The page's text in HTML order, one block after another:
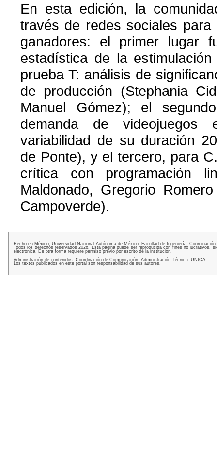
En esta edición, la
través de redes sociales
ganadores: el primer lugar
estadística de la
prueba T: análisis de
de producción (Stephania
Manuel Gómez); el
demanda de
variabilidad de su duración
de Ponte), y el tercero, para
crítica con programación
Maldonado, Gregorio
Campoverde).
Hecho en México, Universidad Nacional Autónoma de México, Facultad de Ingeniería,
Todos los derechos reservados 2026. Esta pagina puede ser reproducida con fines no lucrativos,
electrónica. De otra forma requiere permiso previo por escrito de la institución.
Administración de contenidos: Coordinación de Comunicación. Administración Técnica: UNICA
Los textos publicados en este portal son responsabilidad de sus autores.